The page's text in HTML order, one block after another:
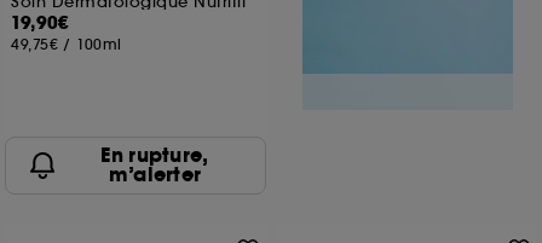
19,90€
49,75€ / 100ml
En rupture,
m’alerter